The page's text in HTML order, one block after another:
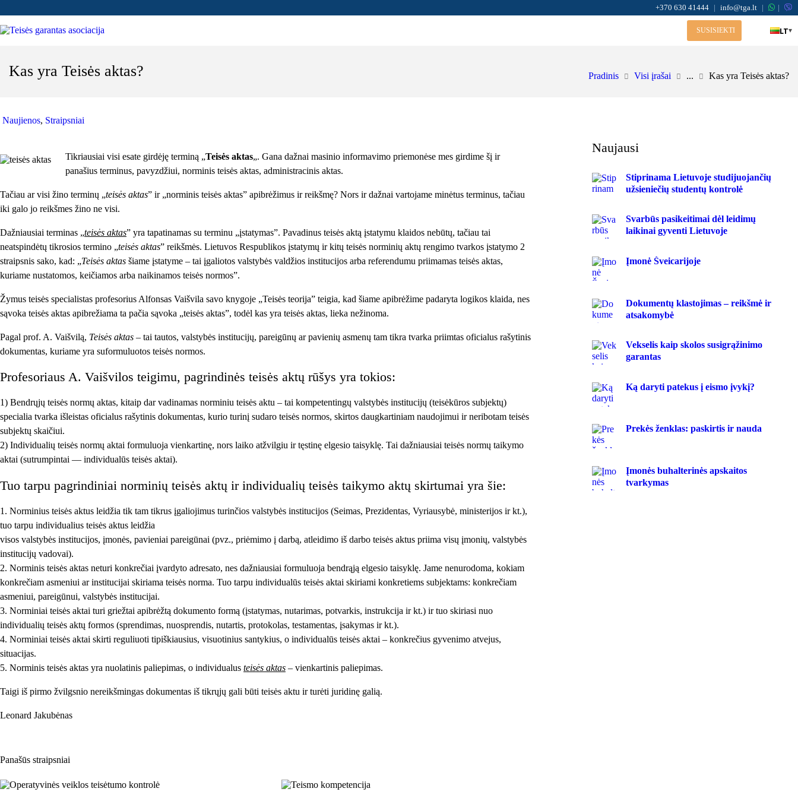
+370 630 41444 | info@tga.lt | |
SUSISIEKTI LT▾
Kas yra Teisės aktas? Pradinis Visi įrašai ... Kas yra Teisės aktas?
Naujienos, Straipsniai
Tikriausiai visi esate girdėję terminą „Teisės aktas„. Gana dažnai masinio informavimo priemonėse mes girdime šį ir
panašius terminus, pavyzdžiui, norminis teisės aktas, administracinis aktas.
Tačiau ar visi žino terminų „teisės aktas” ir „norminis teisės aktas” apibrėžimus ir reikšmę? Nors ir dažnai vartojame minėtus terminus, tačiau
iki galo jo reikšmes žino ne visi.
Dažniausiai terminas „teisės aktas” yra tapatinamas su terminu „įstatymas”. Pavadinus teisės aktą įstatymu klaidos nebūtų, tačiau tai
neatspindėtų tikrosios termino „teisės aktas” reikšmės. Lietuvos Respublikos įstatymų ir kitų teisės norminių aktų rengimo tvarkos įstatymo 2
straipsnis sako, kad: „Teisės aktas šiame įstatyme – tai įgaliotos valstybės valdžios institucijos arba referendumu priimamas teisės aktas,
kuriame nustatomos, keičiamos arba naikinamos teisės normos”.
Žymus teisės specialistas profesorius Alfonsas Vaišvila savo knygoje „Teisės teorija” teigia, kad šiame apibrėžime padaryta logikos klaida, nes
sąvoka teisės aktas apibrežiama ta pačia sąvoka „teisės aktas”, todėl kas yra teisės aktas, lieka nežinoma.
Pagal prof. A. Vaišvilą, Teisės aktas – tai tautos, valstybės institucijų, pareigūnų ar pavienių asmenų tam tikra tvarka priimtas oficialus rašytinis
dokumentas, kuriame yra suformuluotos teisės normos.
Profesoriaus A. Vaišvilos teigimu, pagrindinės teisės aktų rūšys yra tokios:
1) Bendrųjų teisės normų aktas, kitaip dar vadinamas norminiu teisės aktu – tai kompetentingų valstybės institucijų (teisėkūros subjektų)
specialia tvarka išleistas oficialus rašytinis dokumentas, kurio turinį sudaro teisės normos, skirtos daugkartiniam naudojimui ir neribotam teisės
subjektų skaičiui.
2) Individualių teisės normų aktai formuluoja vienkartinę, nors laiko atžvilgiu ir tęstinę elgesio taisyklę. Tai dažniausiai teisės normų taikymo
aktai (sutrumpintai — individualūs teisės aktai).
Tuo tarpu pagrindiniai norminių teisės aktų ir individualių teisės taikymo aktų skirtumai yra šie:
1. Norminius teisės aktus leidžia tik tam tikrus įgaliojimus turinčios valstybės institucijos (Seimas, Prezidentas, Vyriausybė, ministerijos ir kt.),
tuo tarpu individualius teisės aktus leidžia
visos valstybės institucijos, įmonės, pavieniai pareigūnai (pvz., priėmimo į darbą, atleidimo iš darbo teisės aktus priima visų įmonių, valstybės
institucijų vadovai).
2. Norminis teisės aktas neturi konkrečiai įvardyto adresato, nes dažniausiai formuluoja bendrąją elgesio taisyklę. Jame nenurodoma, kokiam
konkrečiam asmeniui ar institucijai skiriama teisės norma. Tuo tarpu individualūs teisės aktai skiriami konkretiems subjektams: konkrečiam
asmeniui, pareigūnui, valstybės institucijai.
3. Norminiai teisės aktai turi griežtai apibrėžtą dokumento formą (įstatymas, nutarimas, potvarkis, instrukcija ir kt.) ir tuo skiriasi nuo
individualių teisės aktų formos (sprendimas, nuosprendis, nutartis, protokolas, testamentas, įsakymas ir kt.).
4. Norminiai teisės aktai skirti reguliuoti tipiškiausius, visuotinius santykius, o individualūs teisės aktai – konkrečius gyvenimo atvejus,
situacijas.
5. Norminis teisės aktas yra nuolatinis paliepimas, o individualus teisės aktas – vienkartinis paliepimas.
Taigi iš pirmo žvilgsnio nereikšmingas dokumentas iš tikrųjų gali būti teisės aktu ir turėti juridinę galią.
Leonard Jakubėnas
Panašūs straipsniai
Naujausi
Stiprinama Lietuvoje studijuojančių
užsieniečių studentų kontrolė
Svarbūs pasikeitimai dėl leidimų
laikinai gyventi Lietuvoje
Įmonė Šveicarijoje
Dokumentų klastojimas – reikšmė ir
atsakomybė
Vekselis kaip skolos susigrąžinimo
garantas
Ką daryti patekus į eismo įvykį?
Prekės ženklas: paskirtis ir nauda
Įmonės buhalterinės apskaitos
tvarkymas